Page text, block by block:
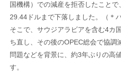
国機構）での減産を拒否したこと
29.44ドルまで下落しました。（＊
そこで、サウジアラビアを含む4カ
ち直し、その後のOPEC総会で協調
問題などを背景に、約3年ぶりの高
す。